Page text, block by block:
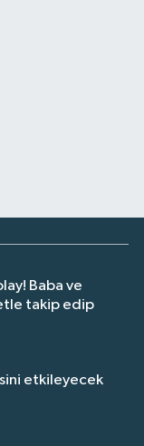
Baba ve
takip edip
etkileyecek